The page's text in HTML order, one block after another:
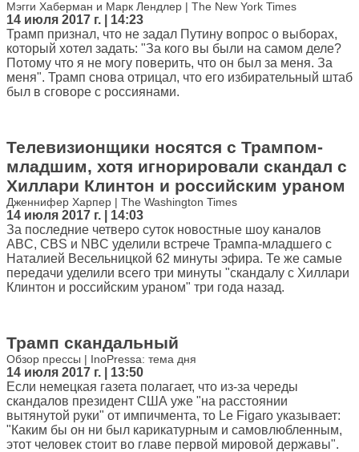
Мэгги Хаберман и Марк Лендлер | The New York Times
14 июля 2017 г. | 14:23
Трамп признал, что не задал Путину вопрос о выборах,
который хотел задать: "За кого вы были на самом деле?
Потому что я не могу поверить, что он был за меня. За
меня". Трамп снова отрицал, что его избирательный штаб
был в сговоре с россиянами.
Телевизионщики носятся с Трампом-
младшим, хотя игнорировали скандал с
Хиллари Клинтон и российским ураном
Дженнифер Харпер | The Washington Times
14 июля 2017 г. | 14:03
За последние четверо суток новостные шоу каналов
ABC, CBS и NBC уделили встрече Трампа-младшего с
Наталией Весельницкой 62 минуты эфира. Те же самые
передачи уделили всего три минуты "скандалу с Хиллари
Клинтон и российским ураном" три года назад.
Трамп скандальный
Обзор прессы | InoPressa: тема дня
14 июля 2017 г. | 13:50
Если немецкая газета полагает, что из-за череды
скандалов президент США уже "на расстоянии
вытянутой руки" от импичмента, то Le Figaro указывает:
"Каким бы он ни был карикатурным и самовлюбленным,
этот человек стоит во главе первой мировой державы".